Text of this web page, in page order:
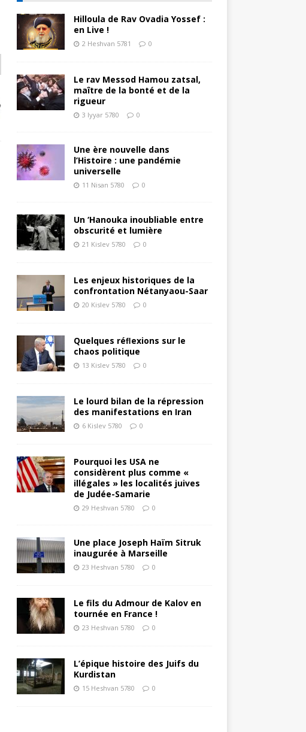
Hilloula de Rav Ovadia Yossef :
en Live !
2 Heshvan 5781 0
Le rav Messod Hamou zatsal,
maître de la bonté et de la
rigueur
3 Iyyar 5780 0
Une ère nouvelle dans
l’Histoire : une pandémie
universelle
11 Nisan 5780 0
Un ‘Hanouka inoubliable entre
obscurité et lumière
21 Kislev 5780 0
Les enjeux historiques de la
confrontation Nétanyaou-Saar
20 Kislev 5780 0
Quelques réﬂexions sur le
chaos politique
13 Kislev 5780 0
Le lourd bilan de la répression
des manifestations en Iran
6 Kislev 5780 0
Pourquoi les USA ne
considèrent plus comme «
illégales » les localités juives
de Judée-Samarie
29 Heshvan 5780 0
Une place Joseph Haïm Sitruk
inaugurée à Marseille
23 Heshvan 5780 0
Le fils du Admour de Kalov en
tournée en France !
23 Heshvan 5780 0
L’épique histoire des Juifs du
Kurdistan
15 Heshvan 5780 0